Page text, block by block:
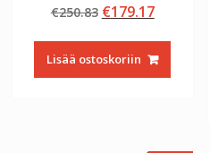
€250.83 Alkuperäinen
oli:
€250.83.
€179.17Nykyinen
€179.17.
Lisää ostoskoriin